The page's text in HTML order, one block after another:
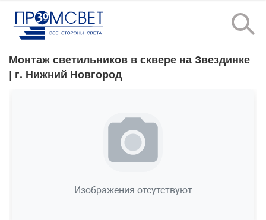
Монтаж светильников в сквере на Звездинке
| г. Нижний Новгород
Изображения отсутствуют